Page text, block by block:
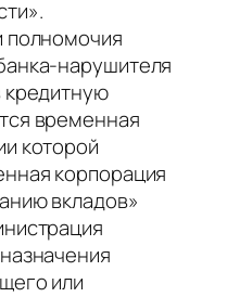
полномочия
нарушителя
кредитную
временная
которой
корпорация
вкладов»
или